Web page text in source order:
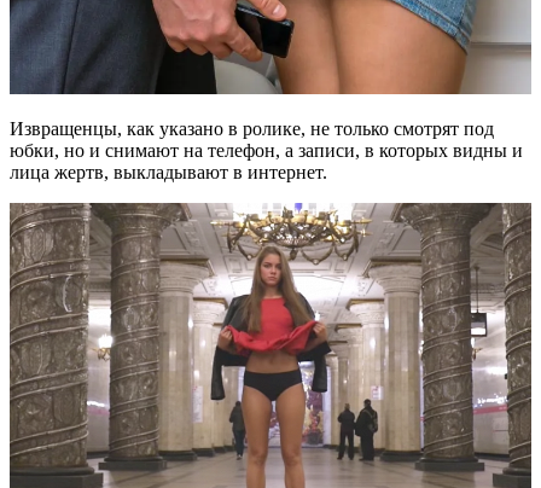
Извращенцы, как указано в ролике, не только смотрят под
юбки, но и снимают на телефон, а записи, в которых видны и
лица жертв, выкладывают в интернет.